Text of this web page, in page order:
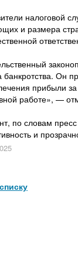
налоговой
и размера
банкротства. Он
прибыли
работе», —
по словам
и